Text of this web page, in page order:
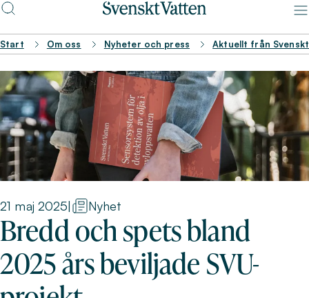
Start Om oss Nyheter och press Aktuellt från
21 maj 2025| Nyhet
Bredd och spets bland
2025 års beviljade SVU-